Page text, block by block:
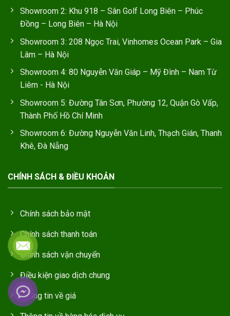
Showroom 2: Khu 918 – Sân Golf Long Biên – Phúc
Đồng – Long Biên – Hà Nội
Showroom 3: 208 Ngọc Trai, Vinhomes Ocean Park – Gia
Lâm – Hà Nội
Showroom 4: 80 Nguyễn Văn Giáp – Mỹ Đình – Nam Từ
Liêm - Hà Nội
Showroom 5: Đường Tân Sơn, Phường 12, Quận Gò Vấp,
Thành Phố Hồ Chí Minh
Showroom 6: Đường Nguyễn Văn Linh, Thạch Gián, Thanh
Khê, Đà Nẵng
CHÍNH SÁCH & ĐIỀU KHOẢN
Chính sách bảo mật
Chính sách thanh toán
Chính sách vận chuyển
Điều kiện giao dịch chung
Thông tin về giá